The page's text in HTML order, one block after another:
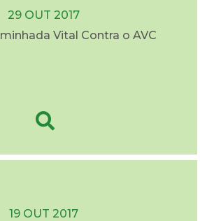
29 OUT 2017
Vital Contra o AVC
19 OUT 2017